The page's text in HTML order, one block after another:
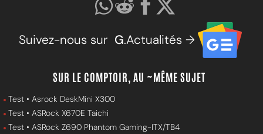
Suivez-nous sur G.Actualités →
SUR LE COMPTOIR, AU ~MÊME SUJET
Test • Asrock DeskMini X300
Test • ASRock X670E Taichi
Test • ASRock Z690 Phantom Gaming-ITX/TB4